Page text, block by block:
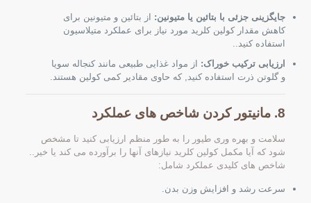
جایگزینی جزئی با بتائین یا متیونین: از بتائین و متیونین برای
کاهش مقدار کولین کلرید مورد نیاز برای عملکرد متیلاسیون
استفاده کنید..
ارزیابی ترکیب خوراک: از مواد غذایی طبیعی مانند کنجاله سویا
و گلوتن ذرت استفاده کنید, که حاوی مقادیر کمی کولین هستند.
8. مانیتور کردن شاخص های عملکرد
سلامت و بهره وری طیور را به طور منظم ارزیابی کنید تا مشخص
شود که آیا مکمل کولین کلرید نیازهای آنها را برآورده می کند یا خیر..
شاخص های کلیدی عملکرد شامل:
سرعت رشد و افزایش وزن بدن.